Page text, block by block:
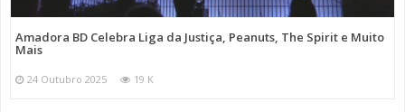
Amadora BD Celebra Liga da Justiça, Peanuts, The Spirit e Muito
Mais
24 Outubro 2025 19 K